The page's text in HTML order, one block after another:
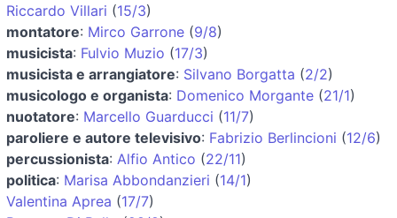
Riccardo Villari (15/3)
montatore: Mirco Garrone (9/8)
musicista: Fulvio Muzio (17/3)
musicista e arrangiatore: Silvano Borgatta (2/2)
musicologo e organista: Domenico Morgante (21/1)
nuotatore: Marcello Guarducci (11/7)
paroliere e autore televisivo: Fabrizio Berlincioni (12/6)
percussionista: Alfio Antico (22/11)
politica: Marisa Abbondanzieri (14/1)
Valentina Aprea (17/7)